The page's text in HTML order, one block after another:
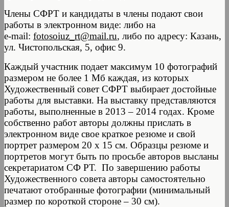
Члены СФРТ и кандидаты в члены подают свои
работы в электронном виде: либо на
e-mail: fotosoiuz_rt@mail.ru, либо по адресу: Казань,
ул. Чистопольская, 5, офис 9.
Каждый участник подает максимум 10 фотографий
размером не более 1 Мб каждая, из которых
Художественный совет СФРТ выбирает достойные
работы для выставки. На выставку представляются
работы, выполненные в 2013 – 2014 годах. Кроме
собственно работ авторы должны прислать в
электронном виде свое краткое резюме и свой
портрет размером 20 х 15 см. Образцы резюме и
портретов могут быть по просьбе авторов высланы
секретариатом СФ РТ. По завершению работы
Художественного совета авторы самостоятельно
печатают отобранные фотографии (минимальный
размер по короткой стороне – 30 см).